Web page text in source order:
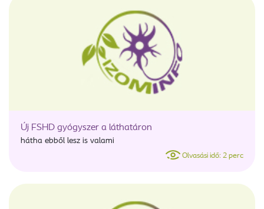
Új FSHD gyógyszer a láthatáron
hátha ebből lesz is valami
Olvasási idő: 2 perc